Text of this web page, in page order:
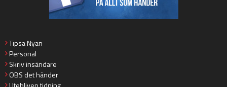
Tipsa Nyan
Personal
Skriv insändare
OBS det händer